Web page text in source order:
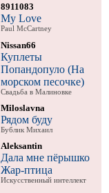
8911083
My Love
Paul McCartney
Nissan66
Куплеты
Попандопуло (На
морском песочке)
Свадьба в Малиновке
Miloslavna
Рядом буду
Бублик Михаил
Aleksantin
Дала мне пёрышко
Жар-птица
Искусственный интеллект